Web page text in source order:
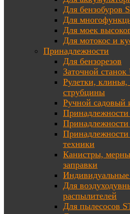
Для бензобуров
Для
Для моек
Для мотокос и
Принадлежности
Для бензорезов
Заточной
Рулетки,
струбцины
Ручной садовый
Принадлежности
Принадлежности
Принадлежности
техники
Канистры,
заправки
Для
распылителей
Для пылесосов